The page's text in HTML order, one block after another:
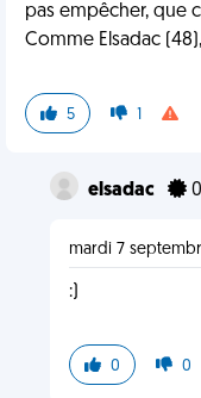
pas empêcher, que
Comme Elsadac
5 1
elsadac 0
mardi 7
:)
0 0